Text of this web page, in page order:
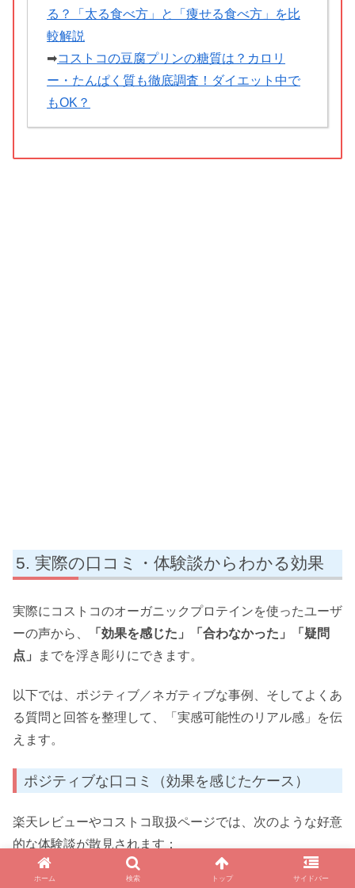
る？「太る食べ方」と「痩せる食べ方」を比
較解説
➡コストコの豆腐プリンの糖質は？カロリ
ー・たんぱく質も徹底調査！ダイエット中で
もOK？
実際の口コミ・体験談からわかる効果
実際にコストコのオーガニックプロテインを使ったユーザ
ーの声から、
「効果を感じた」「合わなかった」「疑問
点」
までを浮き彫りにできます。
以下では、ポジティブ／ネガティブな事例、そしてよくあ
る質問と回答を整理して、「実感可能性のリアル感」を伝
えます。
ポジティブな口コミ（効果を感じたケース）
楽天レビューやコストコ取扱ページでは、次のような好意
的な体験談が散見されます：
ホーム 検索 トップ サイドバー